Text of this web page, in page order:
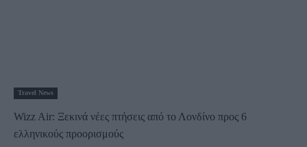
Travel News
Wizz Air: Ξεκινά νέες πτήσεις από το Λονδίνο προς 6
ελληνικούς προορισμούς